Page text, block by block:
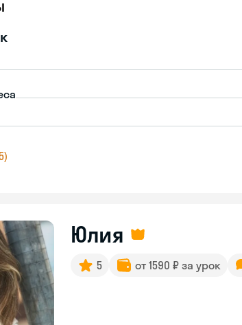
Юлия
5 от 1590 ₽ за урок